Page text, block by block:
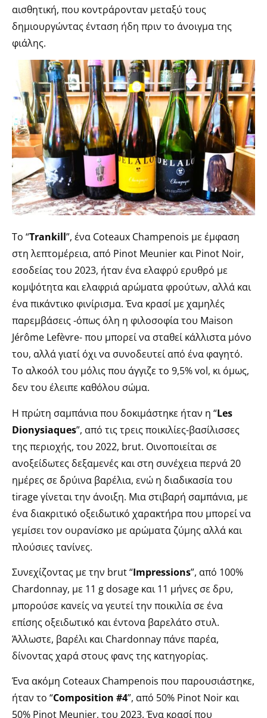
αισθητική, που κοντράρονταν μεταξύ τους
δημιουργώντας ένταση ήδη πριν το άνοιγμα της
φιάλης.
Το “Trankill”, ένα Coteaux Champenois με έμφαση
στη λεπτομέρεια, από Pinot Meunier και Pinot Noir,
εσοδείας του 2023, ήταν ένα ελαφρύ ερυθρό με
κομψότητα και ελαφριά αρώματα φρούτων, αλλά και
ένα πικάντικο φινίρισμα. Ένα κρασί με χαμηλές
παρεμβάσεις -όπως όλη η φιλοσοφία του Maison
Jérôme Lefèvre- που μπορεί να σταθεί κάλλιστα μόνο
του, αλλά γιατί όχι να συνοδευτεί από ένα φαγητό.
Το αλκοόλ του μόλις που άγγιζε το 9,5% vol, κι όμως,
δεν του έλειπε καθόλου σώμα.
Η πρώτη σαμπάνια που δοκιμάστηκε ήταν η “Les
Dionysiaques”, από τις τρεις ποικιλίες-βασίλισσες
της περιοχής, του 2022, brut. Οινοποιείται σε
ανοξείδωτες δεξαμενές και στη συνέχεια περνά 20
ημέρες σε δρύινα βαρέλια, ενώ η διαδικασία του
tirage γίνεται την άνοιξη. Μια στιβαρή σαμπάνια, με
ένα διακριτικό οξειδωτικό χαρακτήρα που μπορεί να
γεμίσει τον ουρανίσκο με αρώματα ζύμης αλλά και
πλούσιες τανίνες.
Συνεχίζοντας με την brut “Impressions”, από 100%
Chardonnay, με 11 g dosage και 11 μήνες σε δρυ,
μπορούσε κανείς να γευτεί την ποικιλία σε ένα
επίσης οξειδωτικό και έντονα βαρελάτο στυλ.
Άλλωστε, βαρέλι και Chardonnay πάνε παρέα,
δίνοντας χαρά στους φανς της κατηγορίας.
Ένα ακόμη Coteaux Champenois που παρουσιάστηκε,
ήταν το “Composition #4”, από 50% Pinot Noir και
50% Pinot Meunier, του 2023. Ένα κρασί που